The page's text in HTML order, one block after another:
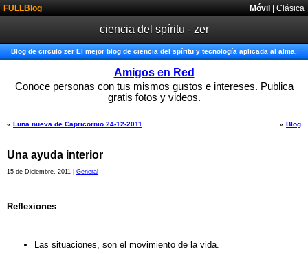
Móvil | Clásica
FULLBlog
ciencia del spíritu - zer
Blog de circulo zer El mejor blog de ciencia del spíritu y tecnología aplicada al alma.
Amigos en Red
Conoce personas con tus mismos gustos e intereses. Publica
gratis fotos y videos.
« Blog
« Luna nueva de Capricornio 24-12-2011
Una ayuda interior
15 de Diciembre, 2011 | General
Reflexiones
Las situaciones, son el movimiento de la vida.